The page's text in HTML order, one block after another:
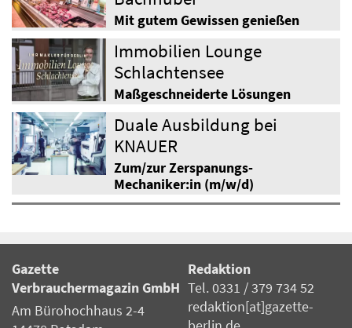
Mit gutem Gewissen genießen
Immobilien Lounge
Schlachtensee
Maßgeschneiderte Lösungen
Duale Ausbildung bei
KNAUER
Zum/zur Zerspanungs-
Mechaniker:in (m/w/d)
Gazette
Verbrauchermagazin GmbH
Am Bürohochhaus 2-4
Redaktion
Tel. 0331 / 379 734 52
redaktion[at]gazette-